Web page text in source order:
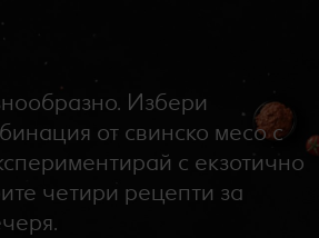
Избери
от свинско месо с
с екзотично
четири рецепти за